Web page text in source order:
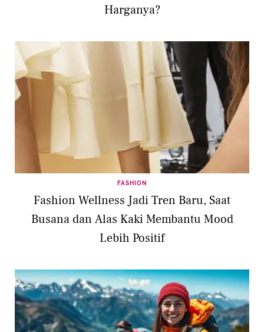
Harganya?
FASHION
Fashion Wellness Jadi Tren Baru, Saat
Busana dan Alas Kaki Membantu Mood
Lebih Positif